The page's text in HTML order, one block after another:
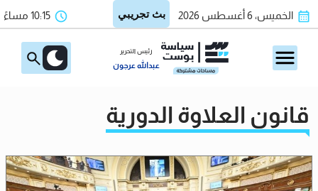
الخميس، 6 أغسطس 2026 10:15 مساءً
رئيس التحرير
عبدالله عرجون
قانون العلاوة الدورية